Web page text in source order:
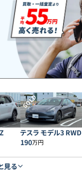
SOLD
テスラ モデル3 RWD
190万円
見る